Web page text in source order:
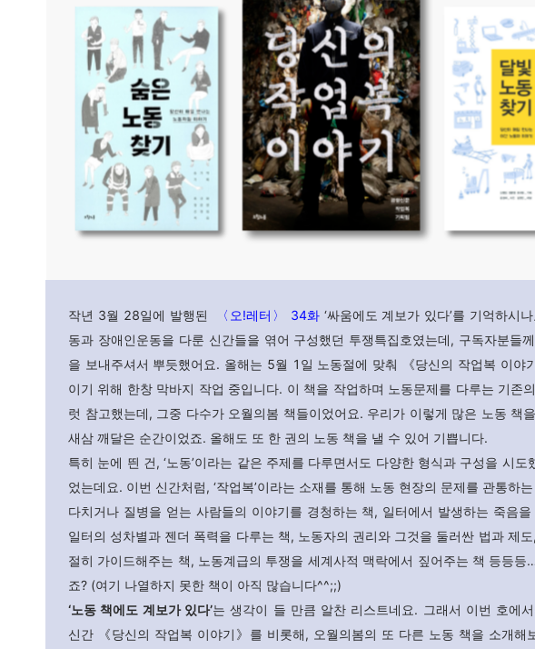
작년 3월 28일에 발행된 〈오!레터〉 34화‘싸움에도 계보가 있다’를 기억하시
동과 장애인운동을 다룬 신간들을 엮어 구성했던 투쟁특집호였는데, 구독자분들
을 보내주셔서 뿌듯했어요. 올해는 5월 1일 노동절에 맞춰 《당신의 작업복 이야
이기 위해 한창 막바지 작업 중입니다. 이 책을 작업하며 노동문제를 다루는 기존
럿 참고했는데, 그중 다수가 오월의봄 책들이었어요. 우리가 이렇게 많은 노동 책
새삼 깨달은 순간이었죠. 올해도 또 한 권의 노동 책을 낼 수 있어 기쁩니다.
특히 눈에 띈 건, ‘노동’이라는 같은 주제를 다루면서도 다양한 형식과 구성을 시도
었는데요. 이번 신간처럼, ‘작업복’이라는 소재를 통해 노동 현장의 문제를 관통하
다치거나 질병을 얻는 사람들의 이야기를 경청하는 책, 일터에서 발생하는 죽음
일터의 성차별과 젠더 폭력을 다루는 책, 노동자의 권리와 그것을 둘러싼 법과 제
절히 가이드해주는 책, 노동계급의 투쟁을 세계사적 맥락에서 짚어주는 책 등등
죠? (여기 나열하지 못한 책이 아직 많습니다^^;;)
‘노동 책에도 계보가 있다’는 생각이 들 만큼 알찬 리스트네요. 그래서 이번 호에
신간 《당신의 작업복 이야기》를 비롯해, 오월의봄의 또 다른 노동 책을 소개해